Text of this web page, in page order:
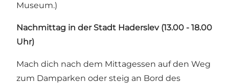
Museum.)
Nachmittag in der Stadt Haderslev (13.00 - 18.00
Uhr)
Mach dich nach dem Mittagessen auf den Weg
zum Damparken oder steig an Bord des